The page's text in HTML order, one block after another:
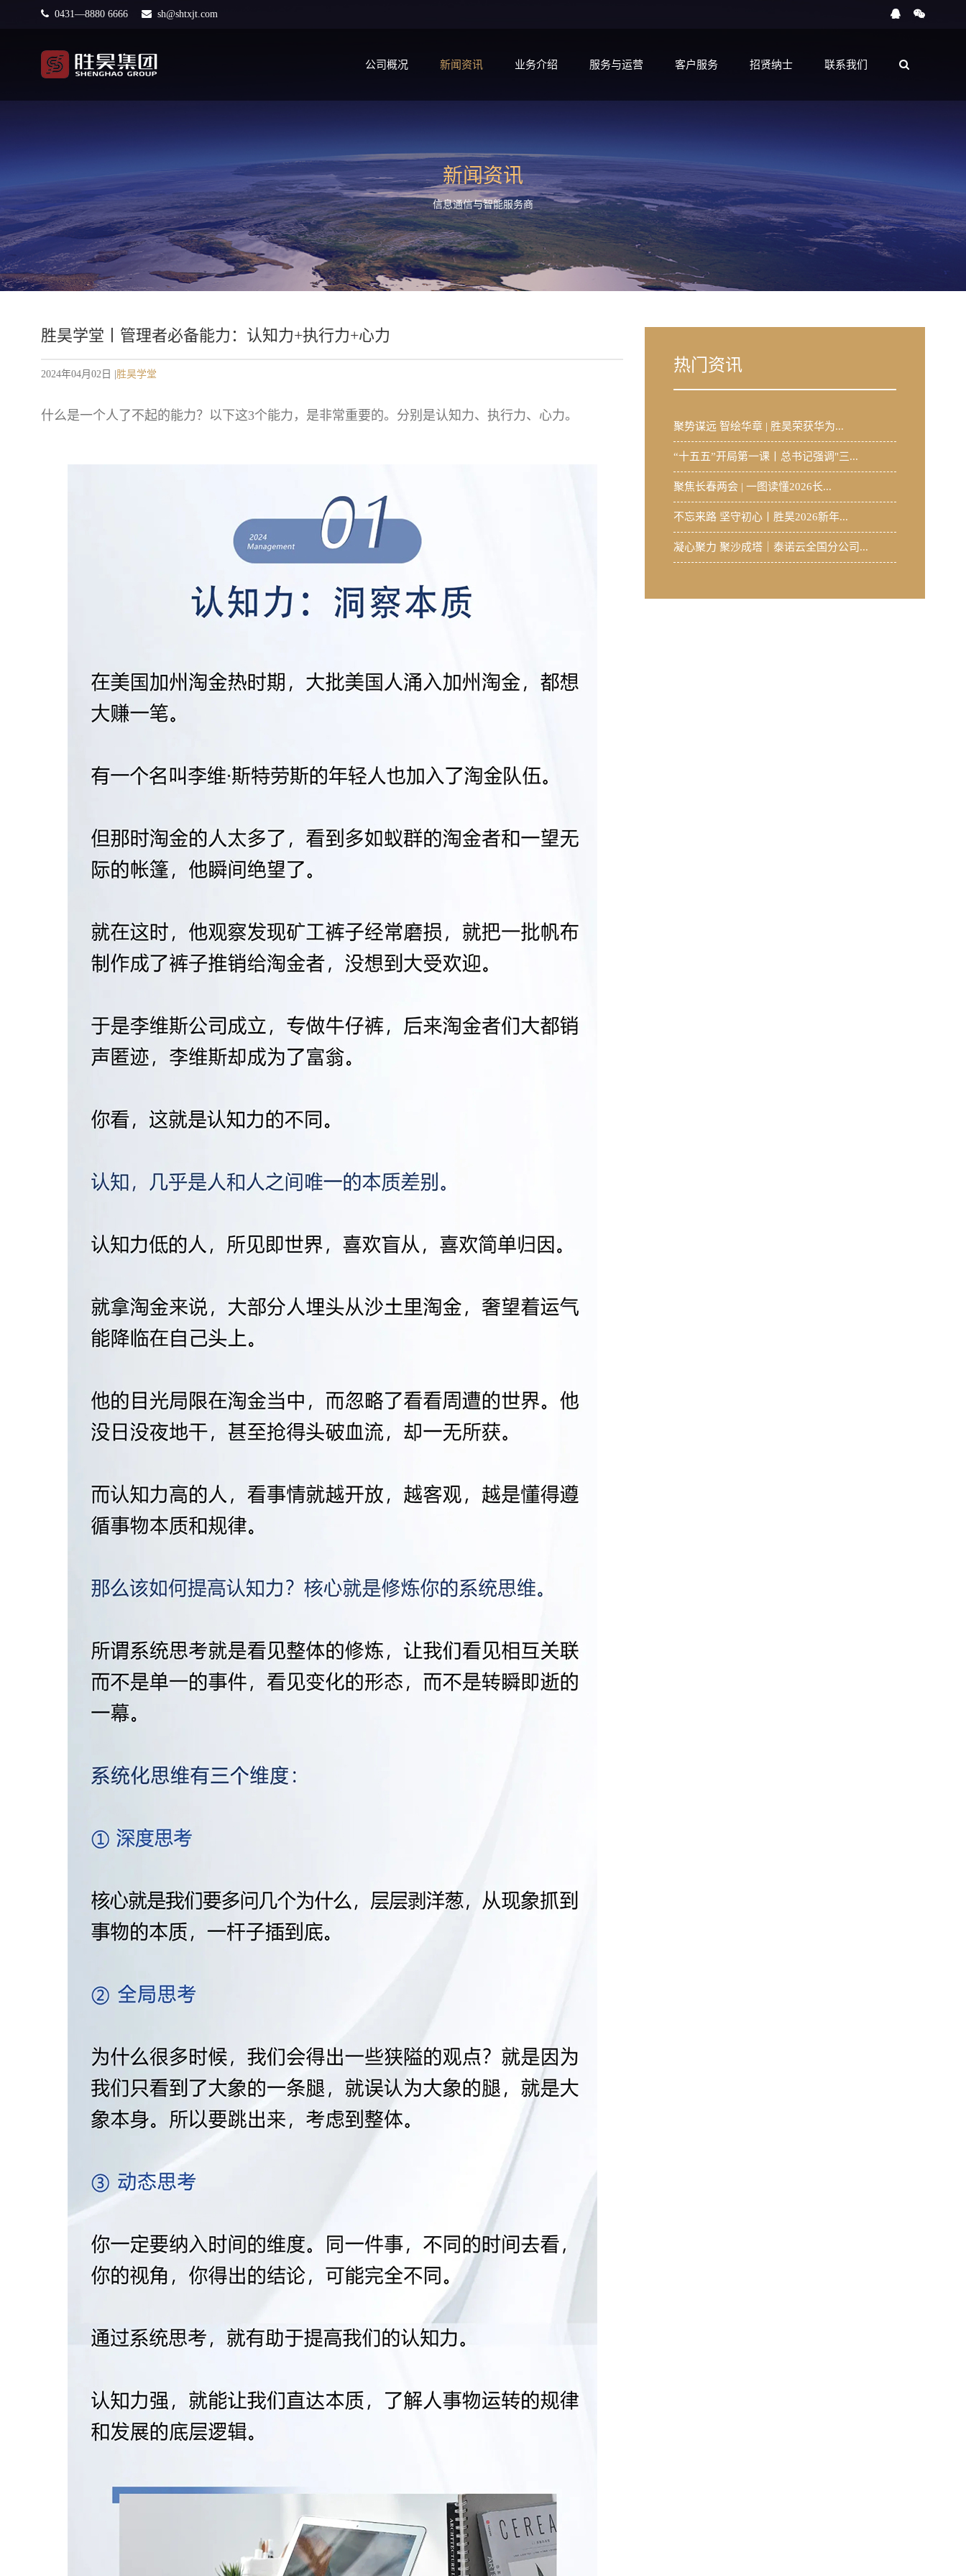
0431—8880 6666 sh@shtxjt.com
公司概况 新闻资讯 业务介绍 服务与运营 客户服务 招贤纳士 联系我们
新闻资讯
信息通信与智能服务商
胜昊学堂丨管理者必备能力：认知力+执行力+心力
2024年04月02日 | 胜昊学堂
什么是一个人了不起的能力？以下这3个能力，是非常重要的。分别是认知力、执行力、心力。
热门资讯
聚势谋远 智绘华章 | 胜昊荣获华为...
“十五五”开局第一课丨总书记强调"三...
聚焦长春两会 | 一图读懂2026长...
不忘来路 坚守初心丨胜昊2026新年...
凝心聚力 聚沙成塔｜泰诺云全国分公司...